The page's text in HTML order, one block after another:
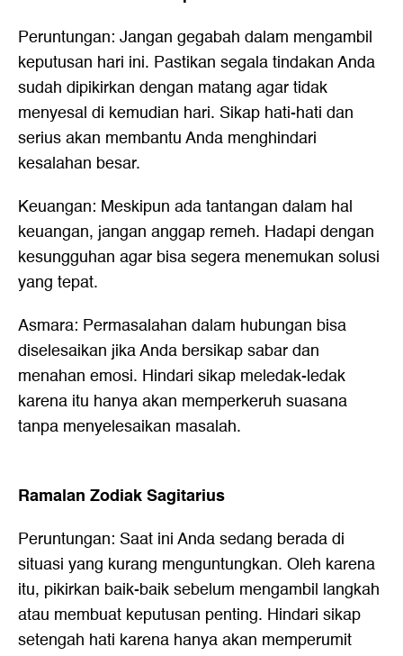
Peruntungan: Jangan gegabah dalam mengambil
keputusan hari ini. Pastikan segala tindakan Anda
sudah dipikirkan dengan matang agar tidak
menyesal di kemudian hari. Sikap hati-hati dan
serius akan membantu Anda menghindari
kesalahan besar.
Keuangan: Meskipun ada tantangan dalam hal
keuangan, jangan anggap remeh. Hadapi dengan
kesungguhan agar bisa segera menemukan solusi
yang tepat.
Asmara: Permasalahan dalam hubungan bisa
diselesaikan jika Anda bersikap sabar dan
menahan emosi. Hindari sikap meledak-ledak
karena itu hanya akan memperkeruh suasana
tanpa menyelesaikan masalah.
Ramalan Zodiak Sagitarius
Peruntungan: Saat ini Anda sedang berada di
situasi yang kurang menguntungkan. Oleh karena
itu, pikirkan baik-baik sebelum mengambil langkah
atau membuat keputusan penting. Hindari sikap
setengah hati karena hanya akan memperumit